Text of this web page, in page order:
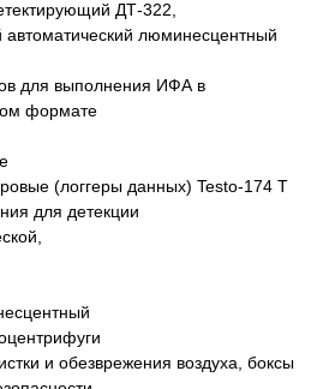
ДТ-322,
автоматический люминесцентный
для выполнения ИФА в
формате
(логгеры данных) Testo-174 Т
для детекции
и обезврежения воздуха, боксы